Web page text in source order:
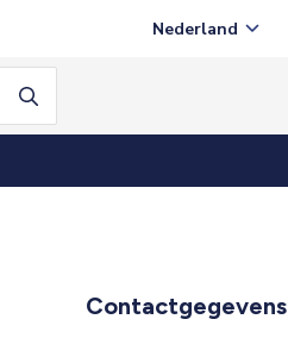
Nederland
Contactgegevens